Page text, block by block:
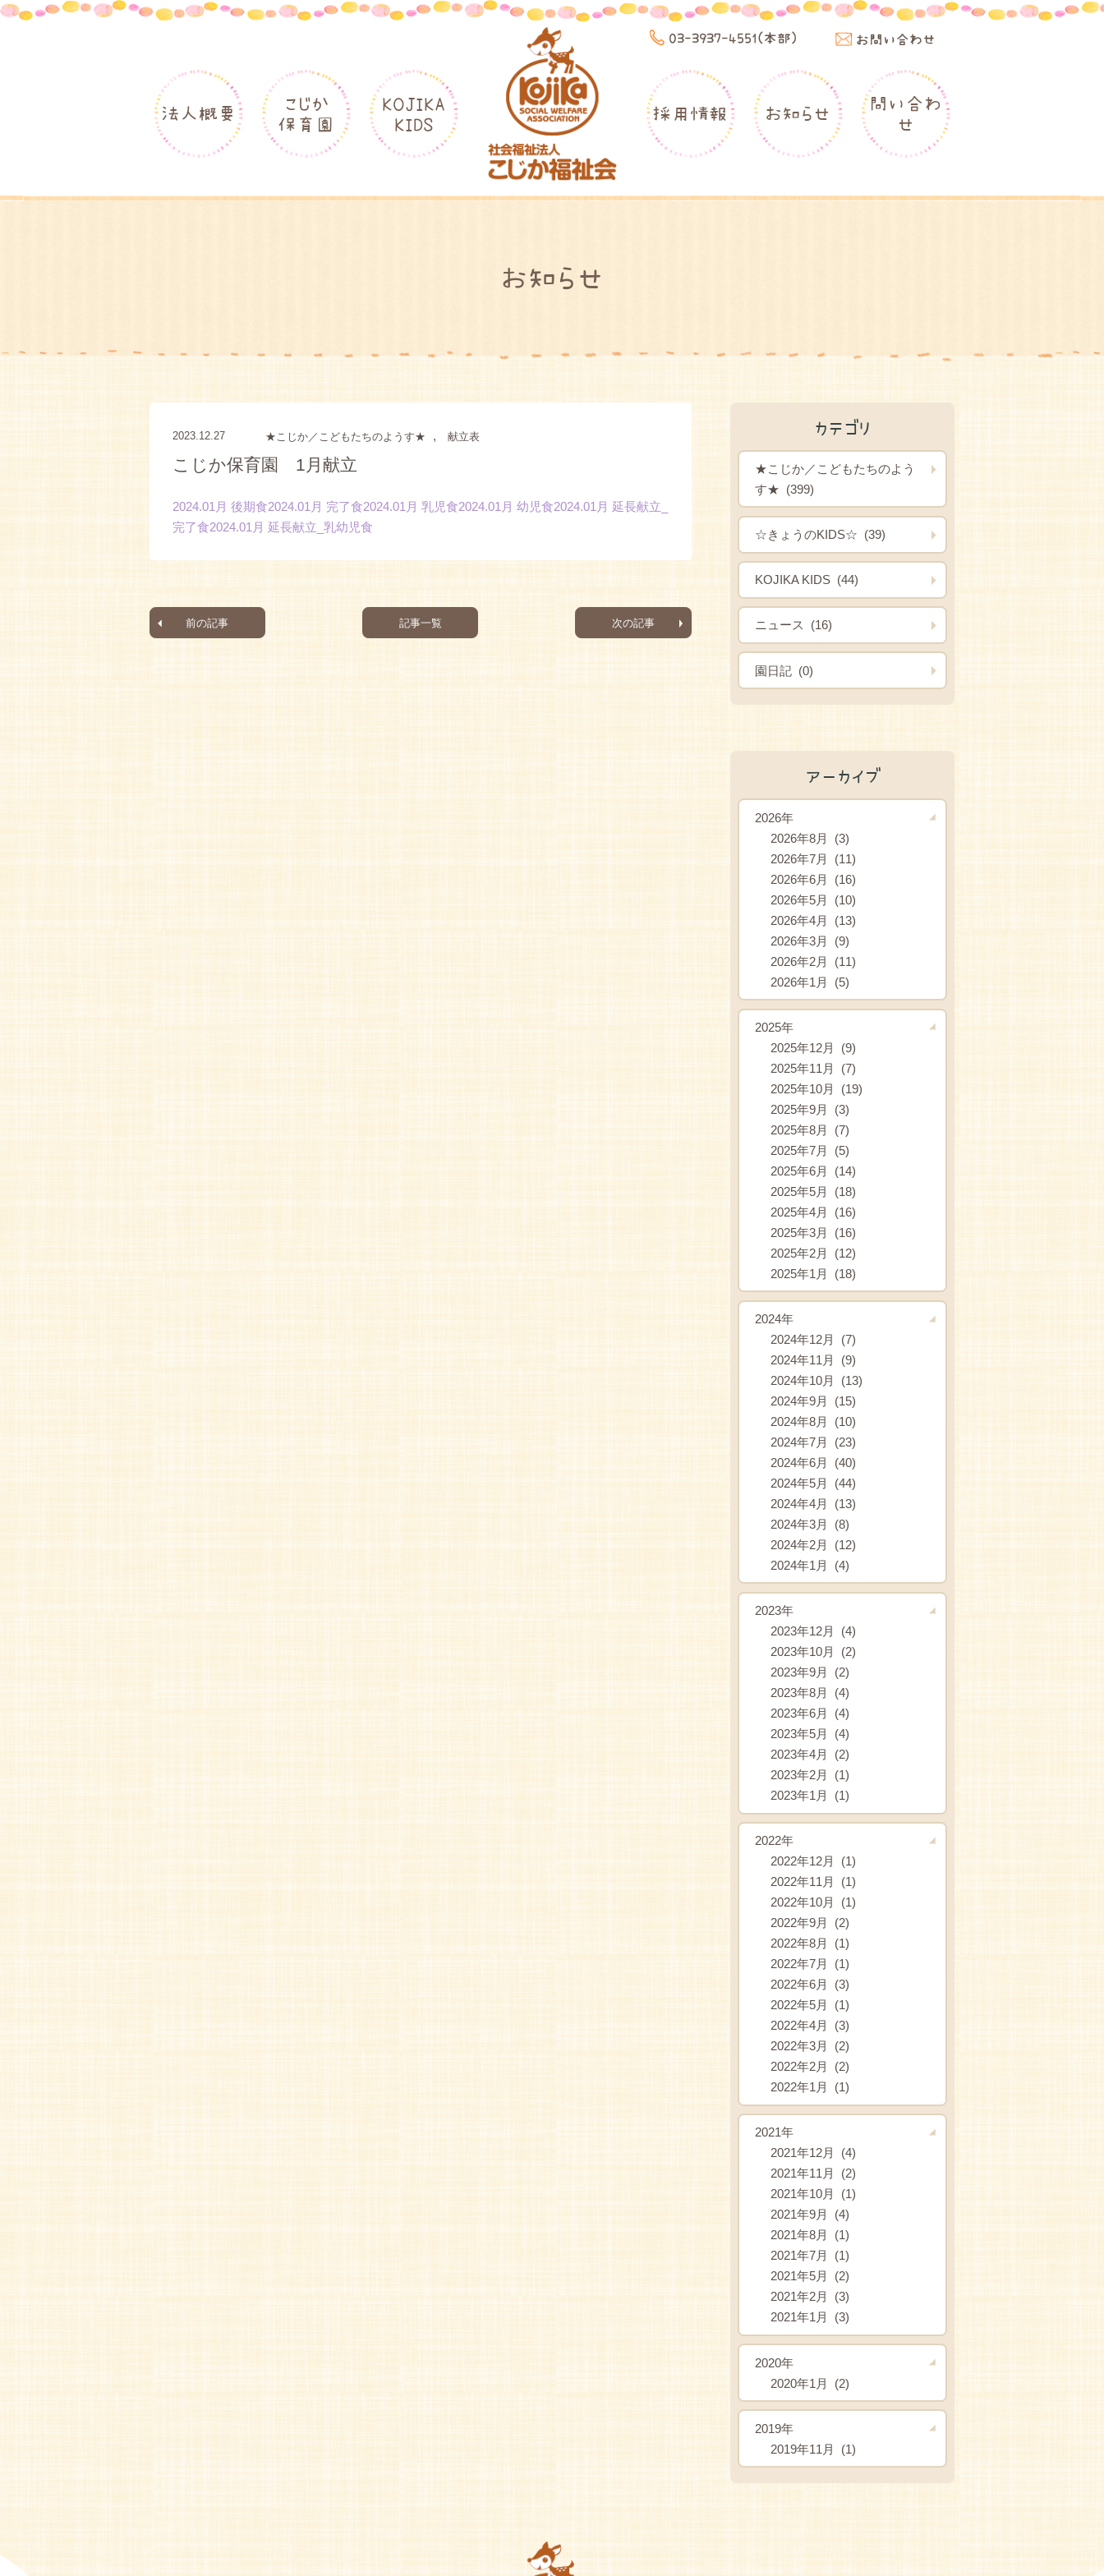
03-3937-4551(本部) お問い合わせ
法人概要
こじか
保育園
KOJIKA
KIDS
採用情報 お知らせ
問い合わ
せ
お知らせ
2023.12.27 ★こじか／こどもたちのようす★ , 献立表
こじか保育園 1月献立
2024.01月 後期食2024.01月 完了食2024.01月 乳児食2024.01月 幼児食2024.01月 延長献立_
完了食2024.01月 延長献立_乳幼児食
前の記事 記事一覧 次の記事
カテゴリ
★こじか／こどもたちのよう
す★ (399)
☆きょうのKIDS☆ (39)
KOJIKA KIDS (44)
ニュース (16)
園日記 (0)
アーカイブ
2026年
2026年8月 (3)
2026年7月 (11)
2026年6月 (16)
2026年5月 (10)
2026年4月 (13)
2026年3月 (9)
2026年2月 (11)
2026年1月 (5)
2025年
2025年12月 (9)
2025年11月 (7)
2025年10月 (19)
2025年9月 (3)
2025年8月 (7)
2025年7月 (5)
2025年6月 (14)
2025年5月 (18)
2025年4月 (16)
2025年3月 (16)
2025年2月 (12)
2025年1月 (18)
2024年
2024年12月 (7)
2024年11月 (9)
2024年10月 (13)
2024年9月 (15)
2024年8月 (10)
2024年7月 (23)
2024年6月 (40)
2024年5月 (44)
2024年4月 (13)
2024年3月 (8)
2024年2月 (12)
2024年1月 (4)
2023年
2023年12月 (4)
2023年10月 (2)
2023年9月 (2)
2023年8月 (4)
2023年6月 (4)
2023年5月 (4)
2023年4月 (2)
2023年2月 (1)
2023年1月 (1)
2022年
2022年12月 (1)
2022年11月 (1)
2022年10月 (1)
2022年9月 (2)
2022年8月 (1)
2022年7月 (1)
2022年6月 (3)
2022年5月 (1)
2022年4月 (3)
2022年3月 (2)
2022年2月 (2)
2022年1月 (1)
2021年
2021年12月 (4)
2021年11月 (2)
2021年10月 (1)
2021年9月 (4)
2021年8月 (1)
2021年7月 (1)
2021年5月 (2)
2021年2月 (3)
2021年1月 (3)
2020年
2020年1月 (2)
2019年
2019年11月 (1)